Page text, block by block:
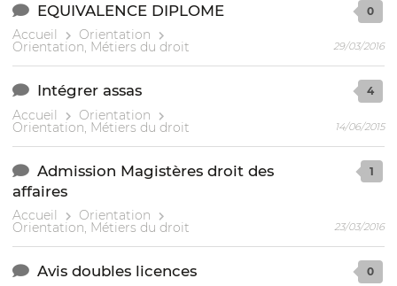
EQUIVALENCE DIPLOME
Accueil Orientation
Orientation, Métiers du droit
0
29/03/2016
Intégrer assas
Accueil Orientation
Orientation, Métiers du droit
4
14/06/2015
Admission Magistères droit des
affaires
Accueil Orientation
Orientation, Métiers du droit
1
23/03/2016
Avis doubles licences 0